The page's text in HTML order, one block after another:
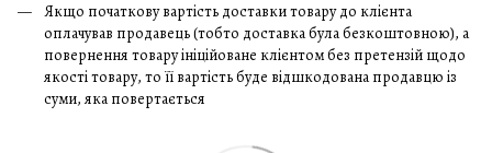
Якщо початкову вартість доставки товару до клієнта
оплачував продавець (тобто доставка була безкоштовною), а
повернення товару ініційоване клієнтом без претензій щодо
якості товару, то її вартість буде відшкодована продавцю із
суми, яка повертається